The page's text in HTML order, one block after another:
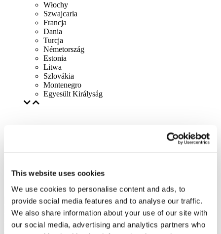
This website uses cookies
We use cookies to personalise content and ads, to
provide social media features and to analyse our traffic.
We also share information about your use of our site with
our social media, advertising and analytics partners who
Włochy
Szwajcaria
Francja
Dania
Turcja
Németország
Estonia
Litwa
Szlovákia
Montenegro
Egyesült Királyság